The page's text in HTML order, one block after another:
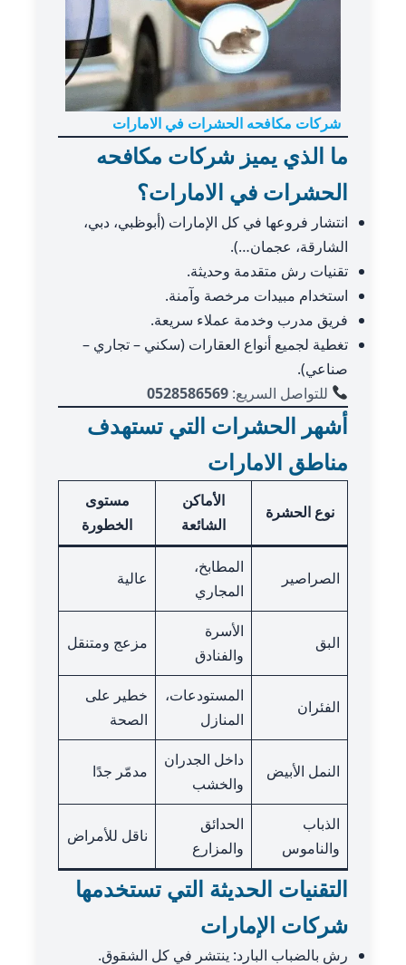
شركات مكافحه الحشرات في الامارات
ما الذي يميز شركات مكافحه
الحشرات في الامارات؟
انتشار فروعها في كل الإمارات (أبوظبي، دبي،
الشارقة، عجمان…).
تقنيات رش متقدمة وحديثة.
استخدام مبيدات مرخصة وآمنة.
فريق مدرب وخدمة عملاء سريعة.
تغطية لجميع أنواع العقارات (سكني – تجاري –
صناعي).
للتواصل السريع:0528586569
أشهر الحشرات التي تستهدف
مناطق الامارات
نوع الحشرة
الأماكن
الشائعة
مستوى
الخطورة
الصراصير
المطابخ،
المجاري
عالية
البق
الأسرة
والفنادق
مزعج ومتنقل
الفئران
المستودعات،
المنازل
خطير على
الصحة
النمل الأبيض
داخل الجدران
والخشب
مدمّر جدًا
الذباب
والناموس
الحدائق
والمزارع
ناقل للأمراض
التقنيات الحديثة التي تستخدمها
شركات الإمارات
رش بالضباب البارد: ينتشر في كل الشقوق.